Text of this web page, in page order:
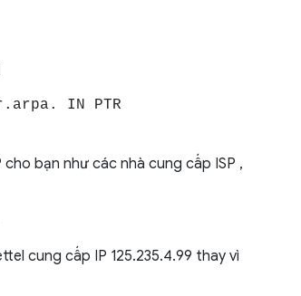
IN PTR
bạn như các nhà cung cấp ISP ,
cung cấp IP 125.235.4.99 thay vì